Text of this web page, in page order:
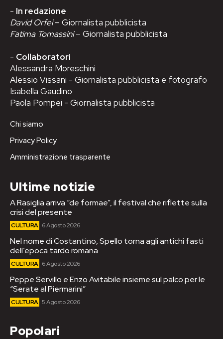
- In redazione
David Orfei– Giornalista pubblicista
Fatima Tomassini– Giornalista pubblicista
- Collaboratori
Alessandra Moreschini
Alessio Vissani - Giornalista pubblicista e fotografo
Isabella Gaudino
Paola Pompei - Giornalista pubblicista
Chi siamo
Privacy Policy
Amministrazione trasparente
Ultime notizie
A Rasiglia arriva “de formae”, il festival che riflette sulla
crisi del presente
CULTURA 6 Agosto 2026
Nel nome di Costantino, Spello torna agli antichi fasti
dell’epoca tardo romana
CULTURA 6 Agosto 2026
Peppe Servillo e Enzo Avitabile insieme sul palco per le
“Serate al Piermarini”
CULTURA 5 Agosto 2026
Popolari